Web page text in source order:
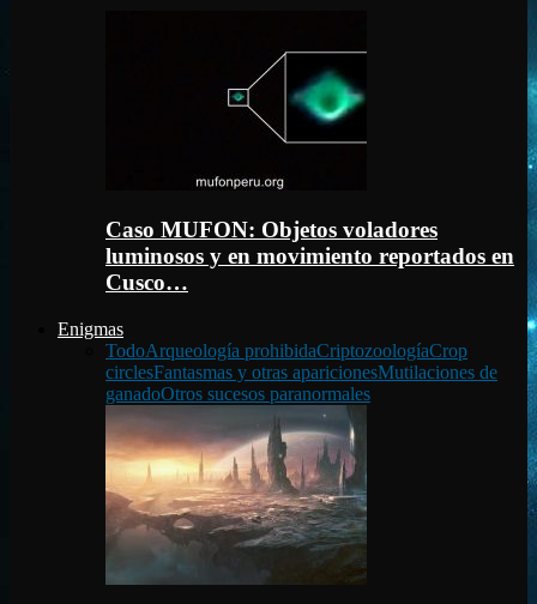
Caso MUFON: Objetos voladores
luminosos y en movimiento reportados en
Cusco…
Enigmas
TodoArqueología prohibidaCriptozoologíaCrop
circlesFantasmas y otras aparicionesMutilaciones de
ganadoOtros sucesos paranormales